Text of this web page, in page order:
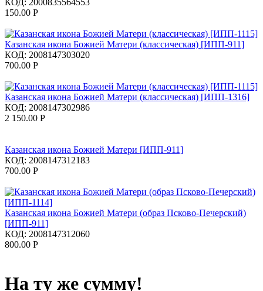
150.00 Р
Казанская икона Божией Матери (классическая) [ИПП-911]
КОД: 2008147303020
700.00 Р
Казанская икона Божией Матери (классическая) [ИПП-1316]
КОД: 2008147302986
2 150.00 Р
Казанская икона Божией Матери [ИПП-911]
КОД: 2008147312183
700.00 Р
Казанская икона Божией Матери (образ Псково-Печерский)
[ИПП-911]
КОД: 2008147312060
800.00 Р
На ту же сумму!